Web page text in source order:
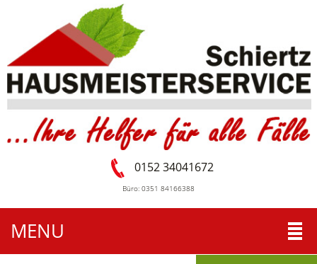
0152 34041672
Büro: 0351 84166388
MENU